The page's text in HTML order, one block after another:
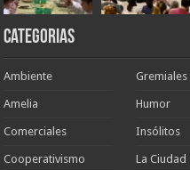
Categorias
Ambiente
Amelia
Comerciales
Cooperativismo
Gremiales
Humor
Insólitos
La Ciudad